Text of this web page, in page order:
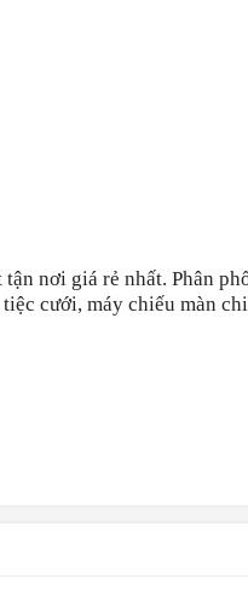
nơi giá rẻ nhất. Phân
cưới, máy chiếu màn